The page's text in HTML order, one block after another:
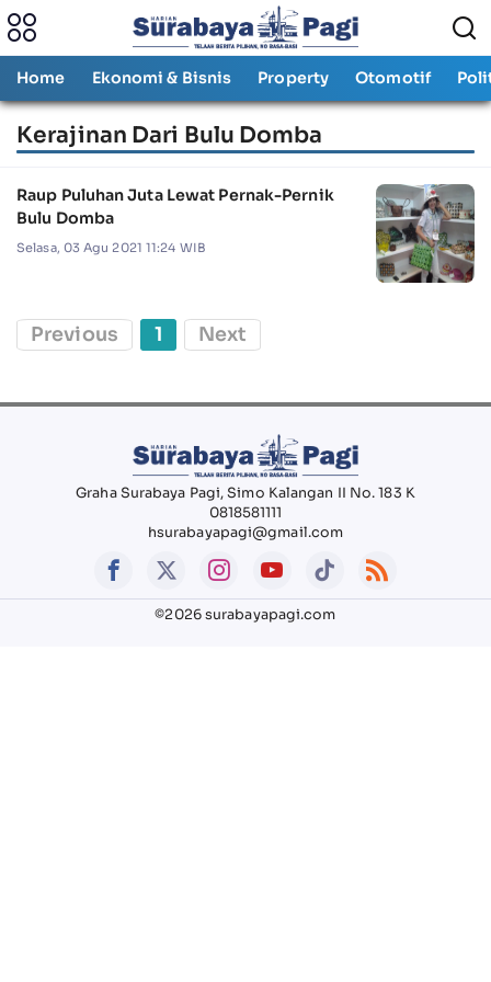
Home Ekonomi & Bisnis Property Otomotif
Kerajinan Dari Bulu Domba
Raup Puluhan Juta Lewat Pernak-Pernik
Bulu Domba
Selasa, 03 Agu 2021 11:24 WIB
Previous 1 Next
Graha Surabaya Pagi, Simo Kalangan II No. 183 K
0818581111
hsurabayapagi@gmail.com
©2026 surabayapagi.com